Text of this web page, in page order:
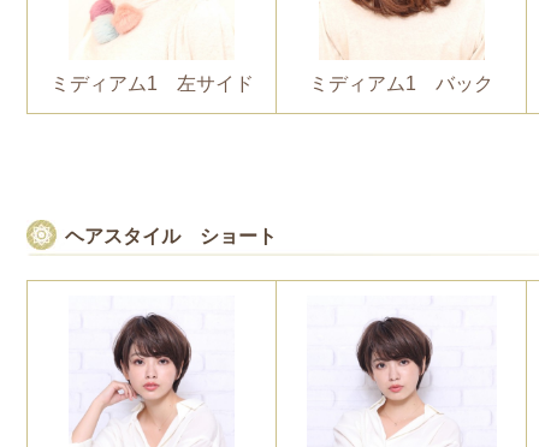
ミディアム1 左サイド ミディアム1 バック
ヘアスタイル ショート